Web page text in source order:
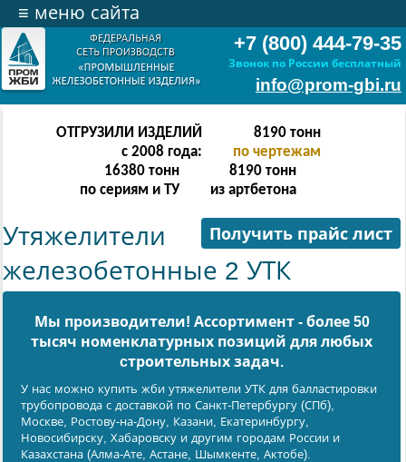
+7 (800) 444-79-35
Звонок по России бесплатный
info@prom-gbi.ru
≡ меню сайта
ОТГРУЗИЛИ ИЗДЕЛИЙ
с 2008 года:
16382тонн
по чертежам
32764 тонн
по сериям и ТУ
16382 тонн
из артбетона
Получить прайс лист
Утяжелители
железобетонные 2 УТК
Мы производители! Ассортимент - более 50
тысяч номенклатурных позиций для любых
cтроительных задач.
У нас можно купить жби утяжелители УТК для балластировки
трубопровода с доставкой по Санкт-Петербургу (СПб),
Москве, Ростову-на-Дону, Казани, Екатеринбургу,
Новосибирску, Хабаровску и другим городам России и
Казахстана (Алма-Ате, Астане, Шымкенте, Актобе).